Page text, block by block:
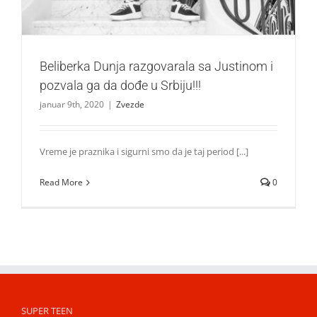
Beliberka Dunja razgovarala sa Justinom i
pozvala ga da dođe u Srbiju!!!
januar 9th, 2020 | Zvezde
Vreme je praznika i sigurni smo da je taj period [...]
Read More 0
SUPER TEEN